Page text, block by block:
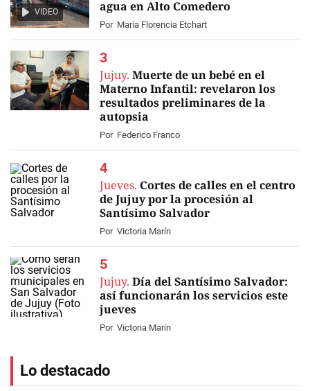
VIDEO
agua en Alto Comedero
Por María Florencia Etchart
Jujuy. Muerte de un bebé en el
Materno Infantil: revelaron los
resultados preliminares de la
autopsia
Por Federico Franco
Jueves. Cortes de calles en el centro
de Jujuy por la procesión al
Santísimo Salvador
Por Victoria Marín
Jujuy. Día del Santísimo Salvador:
así funcionarán los servicios este
jueves
Por Victoria Marín
Lo destacado